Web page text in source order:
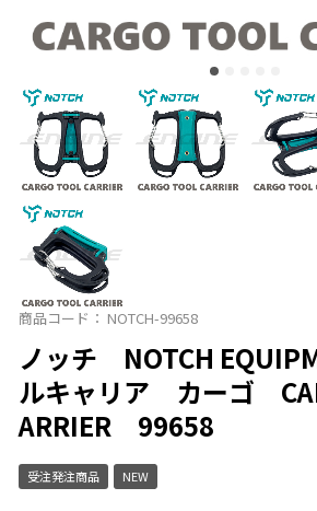
商品コード： NOTCH-99658
ノッチ NOTCH
ルキャリア カーゴ
ARRIER 99658
受注発注商品 NEW